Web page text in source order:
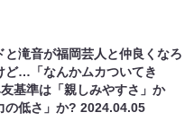
と滝音が福岡芸人と仲良くなろ
ど…「なんかムカついてき
基準は「親しみやすさ」か
の低さ」か?2024.04.05